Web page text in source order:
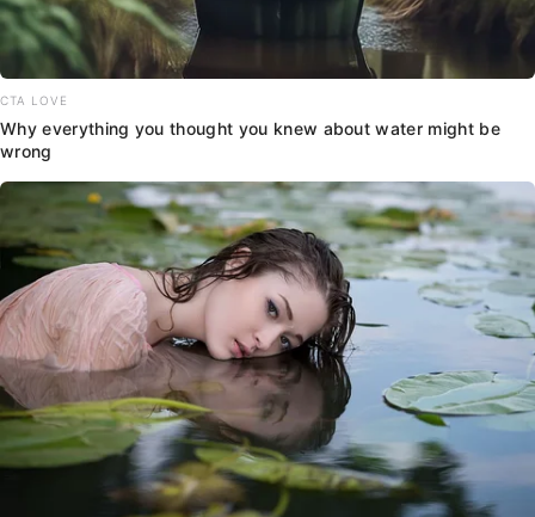
CTA LOVE
Why everything you thought you knew about water might be
wrong